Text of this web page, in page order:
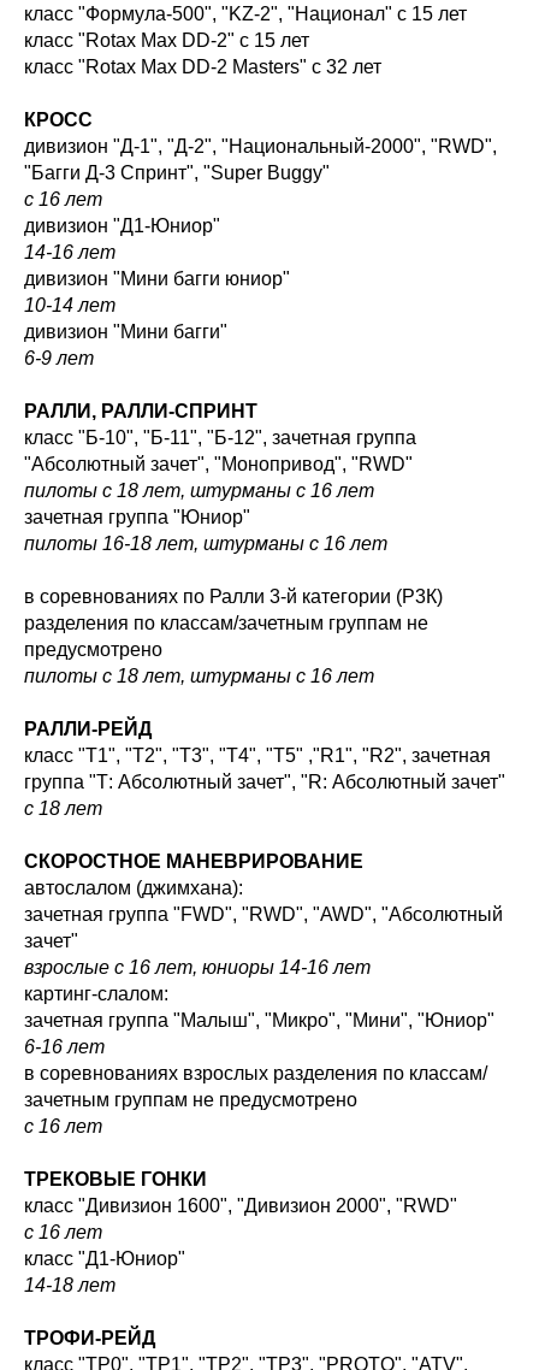
класс "Формула-500", "KZ-2", "Национал" с 15 лет
класс "Rotax Max DD-2" с 15 лет
класс "Rotax Max DD-2 Masters" с 32 лет
КРОСС
дивизион "Д-1", "Д-2", "Национальный-2000", "RWD",
"Багги Д-3 Спринт", "Super Buggy"
с 16 лет
дивизион "Д1-Юниор"
14-16 лет
дивизион "Мини багги юниор"
10-14 лет
дивизион "Мини багги"
6-9 лет
РАЛЛИ, РАЛЛИ-СПРИНТ
класс "Б-10", "Б-11", "Б-12", зачетная группа
"Абсолютный зачет", "Монопривод", "RWD"
пилоты с 18 лет, штурманы с 16 лет
зачетная группа "Юниор"
пилоты 16-18 лет, штурманы с 16 лет
в соревнованиях по Ралли 3-й категории (Р3К)
разделения по классам/зачетным группам не
предусмотрено
пилоты с 18 лет, штурманы с 16 лет
РАЛЛИ-РЕЙД
класс "Т1", "Т2", "Т3", "Т4", "Т5" ,"R1", "R2", зачетная
группа "Т: Абсолютный зачет", "R: Абсолютный зачет"
с 18 лет
СКОРОСТНОЕ МАНЕВРИРОВАНИЕ
автослалом (джимхана):
зачетная группа "FWD", "RWD", "AWD", "Абсолютный
зачет"
взрослые с 16 лет, юниоры 14-16 лет
картинг-слалом:
зачетная группа "Малыш", "Микро", "Мини", "Юниор"
6-16 лет
в соревнованиях взрослых разделения по классам/
зачетным группам не предусмотрено
с 16 лет
ТРЕКОВЫЕ ГОНКИ
класс "Дивизион 1600", "Дивизион 2000", "RWD"
с 16 лет
класс "Д1-Юниор"
14-18 лет
ТРОФИ-РЕЙД
класс "ТР0", "ТР1", "ТР2", "ТР3", "PROTO", "ATV",